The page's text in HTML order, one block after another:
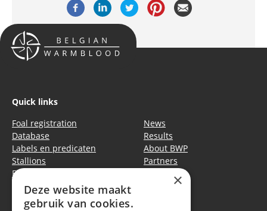
Quick links
Foal registration
Database
Labels en predicaten
Stallions
Events
News
Results
About BWP
Partners
Privacy policy Cookie policy
×
Deze website maakt
gebruik van cookies.